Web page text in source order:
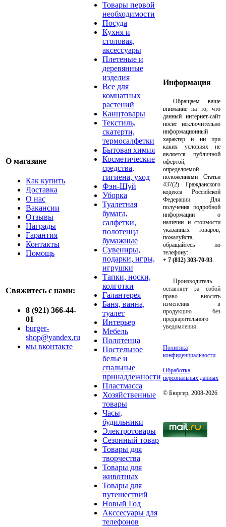
О магазине
Как купить
Доставка
О нас
Вакансии
Отзывы
Награды
Гарантия
Контакты
Помощь
Свяжитесь с нами:
8 (921) 366-44-
01
burger-
shop@yandex.ru
мы вконтакте
Товары первой
необходимости
Посуда
Кухня и
столовая,
аксессуары
Плетеные и
деревянные
изделия
Все для
комнатных
растений
Канцтовары
Текстиль,
скатерти,
термосалфетки
Бытовая химия
Косметические
средства,
гигиена, уход
Фэн-Шуй
Уборка
Туалетная
бумага,
салфетки,
полотенца
бумажные
Сувениры,
подарки, игры,
игрушки
Тапки, носки,
колготки
Галантерея
Баня, ванна,
туалет
Интерьер
Мебель
Полотенца
Постельное
белье и
спальные
принадлежности
Пластмасса
Хозяйственные
товары
Часы,
будильники
Электротовары
Сезонный товар
Товары для
творчества
Товары для
животных
Товары для
путешествий
Новый Год
Акссесуары для
телефонов
Информация
Обращаем ваше
внимание на то, что
данный интернет-сайт
носит исключительно
информационный
характер и ни при
каких условиях не
является публичной
офертой,
определяемой
положениями Статьи
437(2) Гражданского
кодекса Российской
Федерации. Для
получения подробной
информации о
наличии и стоимости
указанных товаров,
пожалуйста,
обращайтесь по
телефону:
+ 7 (812) 303-70-93.
Производитель
оставляет за собой
право вносить
изменения в
продукцию без
предварительного
уведомления.
Политика
конфиденциальности
Обработка
персональных данных
© Бюргер, 2008-2026